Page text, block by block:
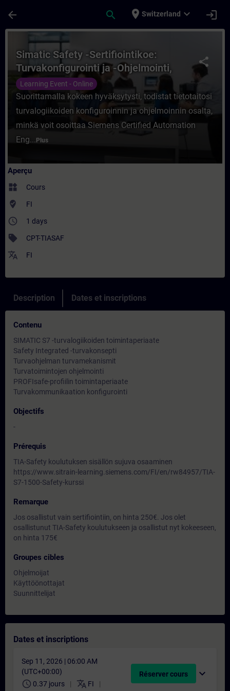
arrow_back search place Switzerland expand_more login
Cours - Simatic Safety -Sertifiointikoe:
share
Simatic Safety -Sertifiointikoe:
Turvakonfigurointi ja -Ohjelmointi,
Etäkoulutus
Learning Event - Online
Suorittamalla kokeen hyväksytysti, todistat tietotaitosi
turvalogiikoiden konfiguroinnin ja ohjelmoinnin osalta,
minkä voit osoittaa Siemens Certified Automation
Eng... Plus
Aperçu
widgets Cours
where_to_vote FI
access_time 1 days
sell CPT-TIASAF
translate FI
Description Dates et inscriptions
Contenu
SIMATIC S7 -turvalogiikoiden toimintaperiaate
Safety Integrated -turvakonsepti
Turvaohjelman turvamekanismit
Turvatoimintojen ohjelmointi
PROFIsafe-profiilin toimintaperiaate
Turvakommunikaation konfigurointi
Objectifs
-
Prérequis
TIA-Safety koulutuksen sisällön sujuva osaaminen
https://www.sitrain-learning.siemens.com/FI/en/rw84957/TIA-
S7-1500-Safety-kurssi
Remarque
Jos osallistut vain sertifiointiin, on hinta 250€. Jos olet
osallistunut TIA-Safety koulutukseen ja osallistut nyt kokeeseen,
on hinta 175€
Groupes cibles
Ohjelmoijat
Käyttöönottajat
Suunnittelijat
Dates et inscriptions
Sep 11, 2026 | 06:00 AM
(UTC+00:00)
schedule 0.37 jours translate FI
Réserver cours expand_more